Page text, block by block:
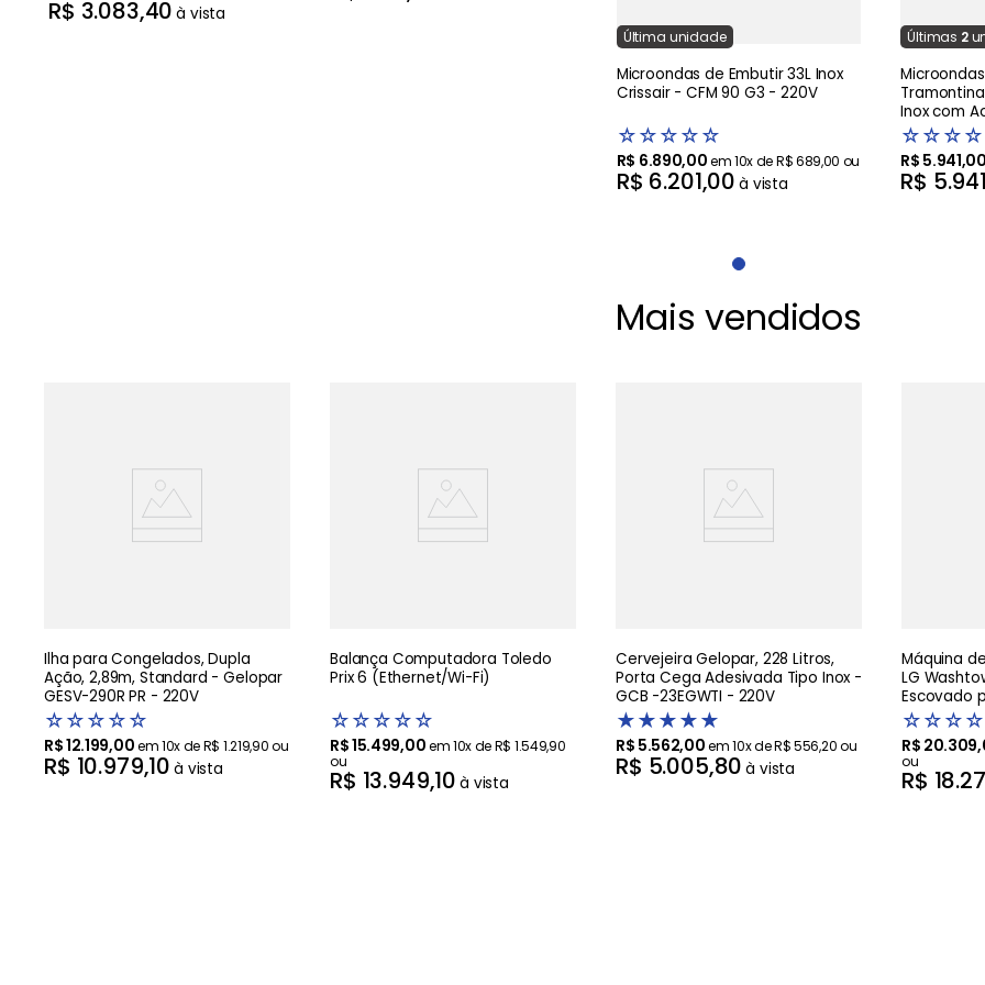
R$ 3.083,40 à vista
Última unidade
Microondas de Embutir 33L Inox
Crissair - CFM 90 G3 - 220V
☆☆☆☆☆
R$ 6.890,00em10x deR$689,00 ou
R$ 6.201,00 à vista
Últimas 2
Inox com
Brite 8
220V
☆☆☆☆
R$ 5.941,
R$ 5.
Mais vendidos
Ilha para Congelados, Dupla
Ação, 2,89m, Standard - Gelopar
GESV-290R PR - 220V
☆☆☆☆☆
R$12.199,00em10x deR$ 1.219,90ou
R$ 10.979,10 à vista
Balança Computadora Toledo
Prix 6 (Ethernet/Wi-Fi)
☆☆☆☆☆
R$15.499,00em10x deR$ 1.549,90
ou
R$ 13.949,10 à vista
Cervejeira Gelopar, 228 Litros,
Porta Cega Adesivada Tipo Inox -
GCB -23EGWTI - 220V
★★★★★
R$ 5.562,00em10x deR$556,20ou
R$ 5.005,80 à vista
Máquina
LG
Escovado
Artificial
☆☆☆☆
R$ 20.309,
ou
R$ 18.